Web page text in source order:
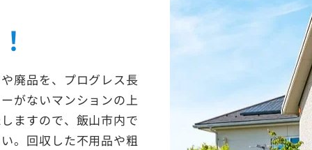
廃品を、プログレス長
がないマンションの上
ますので、飯山市内で
。回収した不用品や粗